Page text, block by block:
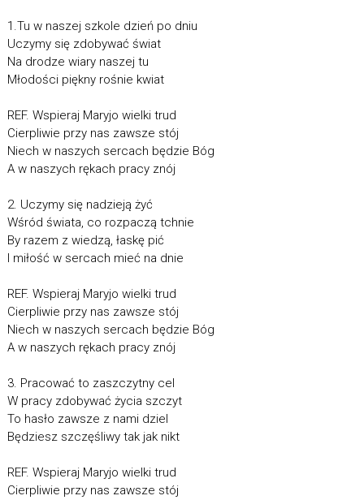
1.Tu w naszej szkole dzień po dniu
Uczymy się zdobywać świat
Na drodze wiary naszej tu
Młodości piękny rośnie kwiat
REF. Wspieraj Maryjo wielki trud
Cierpliwie przy nas zawsze stój
Niech w naszych sercach będzie Bóg
A w naszych rękach pracy znój
2. Uczymy się nadzieją żyć
Wśród świata, co rozpaczą tchnie
By razem z wiedzą, łaskę pić
I miłość w sercach mieć na dnie
REF. Wspieraj Maryjo wielki trud
Cierpliwie przy nas zawsze stój
Niech w naszych sercach będzie Bóg
A w naszych rękach pracy znój
3. Pracować to zaszczytny cel
W pracy zdobywać życia szczyt
To hasło zawsze z nami dziel
Będziesz szczęśliwy tak jak nikt
REF. Wspieraj Maryjo wielki trud
Cierpliwie przy nas zawsze stój